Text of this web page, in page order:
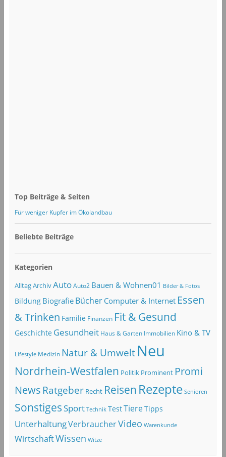
Top Beiträge & Seiten
Für weniger Kupfer im Ökolandbau
Beliebte Beiträge
Kategorien
AlltagArchivAuto Auto2 Bauen & Wohnen01 Bilder & Fotos
Bildung Biografie Bücher Computer & Internet Essen
& Trinken Familie Finanzen Fit & Gesund
Geschichte Gesundheit Haus & Garten Immobilien Kino & TV
Lifestyle Medizin Natur & Umwelt Neu
Nordrhein-Westfalen Politik Prominent Promi
NewsRatgeber Recht Reisen Rezepte Senioren
SonstigesSport Technik TestTiereTipps
UnterhaltungVerbraucherVideo Warenkunde
WirtschaftWissen Witze